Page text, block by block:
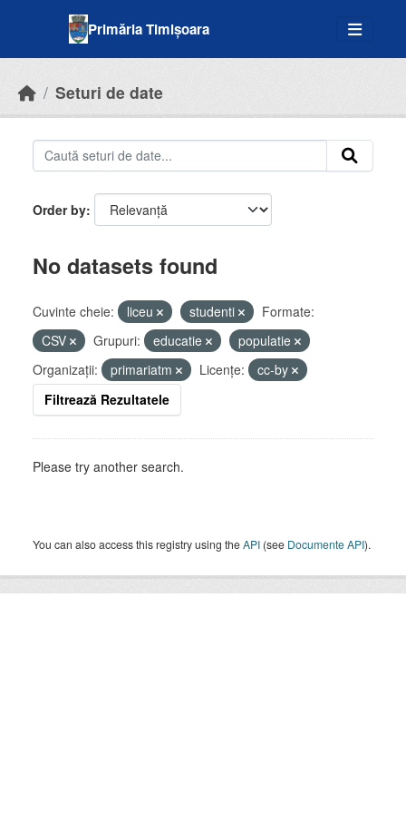
Primăria Timișoara
Seturi de date
Order by
No datasets found
Cuvinte cheie: liceu studenti
Formate:
CSV
Grupuri: educatie
populatie
Organizații:
primariatm Licenţe:
cc-by
Filtrează Rezultatele
Please try another search.
You can also access this registry using theAPI (see Documente API).